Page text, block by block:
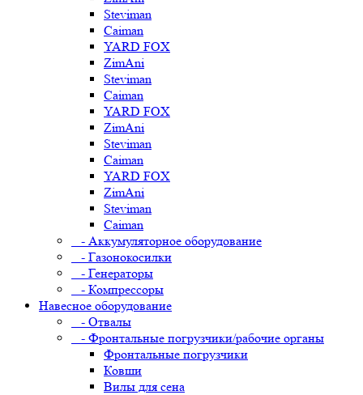
Steviman
Caiman
YARD FOX
ZimAni
Steviman
Caiman
YARD FOX
ZimAni
Steviman
Caiman
YARD FOX
ZimAni
Steviman
Caiman
- Аккумуляторное оборудование
- Газонокосилки
- Генераторы
- Компрессоры
Навесное оборудование
- Отвалы
- Фронтальные погрузчики/рабочие органы
Фронтальные погрузчики
Ковши
Вилы для сена